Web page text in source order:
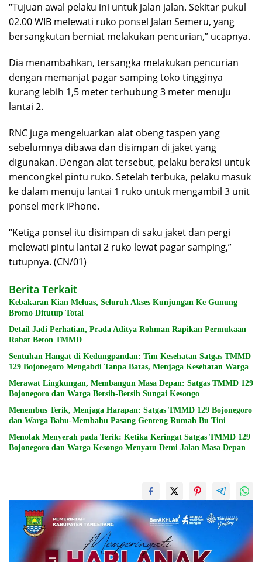
“Tujuan awal pelaku ini untuk jalan jalan. Sekitar pukul
02.00 WIB melewati ruko ponsel Jalan Semeru, yang
bersangkutan berniat melakukan pencurian,” ucapnya.
Dia menambahkan, tersangka melakukan pencurian
dengan memanjat pagar samping toko tingginya
kurang lebih 1,5 meter terhubung 3 meter menuju
lantai 2.
RNC juga mengeluarkan alat obeng taspen yang
sebelumnya dibawa dan disimpan di jaket yang
digunakan. Dengan alat tersebut, pelaku beraksi untuk
mencongkel pintu ruko. Setelah terbuka, pelaku masuk
ke dalam menuju lantai 1 ruko untuk mengambil 3 unit
ponsel merk iPhone.
“Ketiga ponsel itu disimpan di saku jaket dan pergi
melewati pintu lantai 2 ruko lewat pagar samping,”
tutupnya. (CN/01)
Berita Terkait
Kebakaran Kian Meluas, Seluruh Akses Kunjungan Ke Gunung
Bromo Ditutup Total
Detail Jadi Perhatian, Prada Aditya Rohman Rapikan Permukaan
Rabat Beton TMMD
Sentuhan Hangat di Kedungpandan: Tim Kesehatan Satgas TMMD
129 Bojonegoro Mengabdi Tanpa Batas, Menjaga Kesehatan Warga
Merawat Lingkungan, Membangun Masa Depan: Satgas TMMD 129
Bojonegoro dan Warga Bersih-Bersih Sungai Kesongo
Menembus Terik, Menjaga Harapan: Satgas TMMD 129 Bojonegoro
dan Warga Bahu-Membahu Pasang Genteng Rumah Bu Tini
Menolak Menyerah pada Terik: Ketika Keringat Satgas TMMD 129
Bojonegoro dan Warga Kesongo Menyatu Demi Jalan Masa Depan